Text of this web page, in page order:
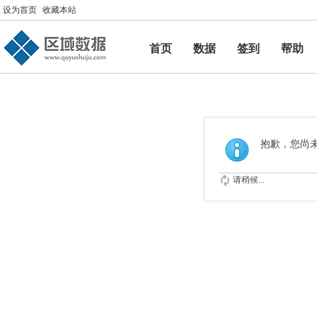
设为首页 收藏本站
首页 数据 签到
帮助
帮助
抱歉，您尚
请稍候...